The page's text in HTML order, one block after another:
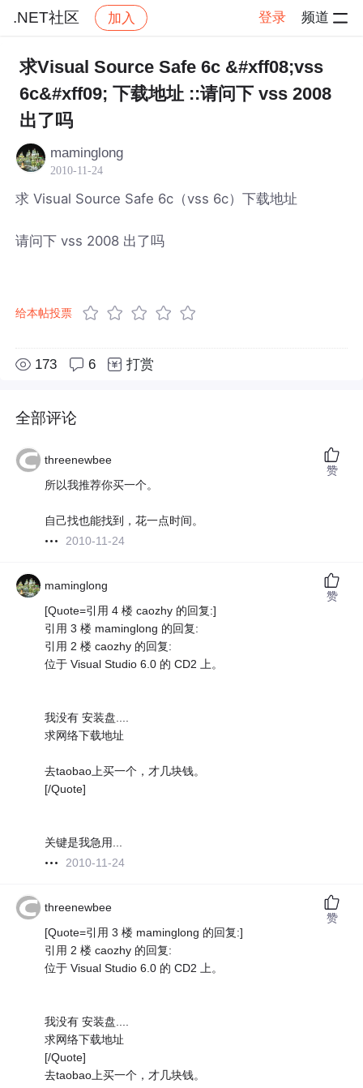
.NET社区 加入 登录 频道
社区 .NET社区 帖子详情
求Visual Source Safe 6c &#xff08;vss
6c&#xff09; 下载地址 ::请问下 vss 2008
出了吗
maminglong
2010-11-24
求 Visual Source Safe 6c（vss 6c）下载地址
请问下 vss 2008 出了吗
给本帖投票
173 6 打赏
全部评论
threenewbee
所以我推荐你买一个。
自己找也能找到，花一点时间。
2010-11-24
赞
maminglong
[Quote=引用 4 楼 caozhy 的回复:]
引用 3 楼 maminglong 的回复:
引用 2 楼 caozhy 的回复:
位于 Visual Studio 6.0 的 CD2 上。
我没有 安装盘....
求网络下载地址
去taobao上买一个，才几块钱。
[/Quote]
关键是我急用...
2010-11-24
赞
threenewbee
[Quote=引用 3 楼 maminglong 的回复:]
引用 2 楼 caozhy 的回复:
位于 Visual Studio 6.0 的 CD2 上。
我没有 安装盘....
求网络下载地址
[/Quote]
去taobao上买一个，才几块钱。
赞